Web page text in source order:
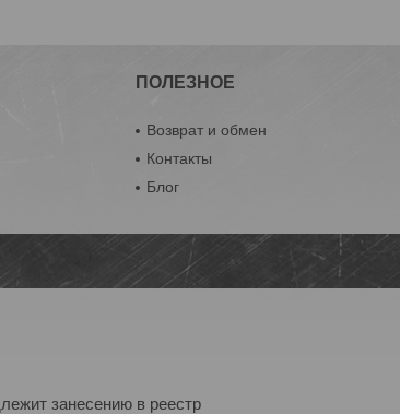
ПОЛЕЗНОЕ
Возврат и обмен
Контакты
Блог
занесению в реестр